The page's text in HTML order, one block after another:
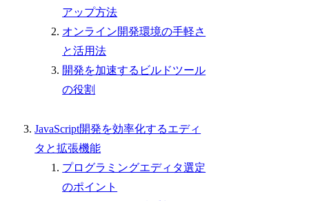
アップ方法
オンライン開発環境の手軽さ
と活用法
開発を加速するビルドツール
の役割
JavaScript開発を効率化するエディ
タと拡張機能
プログラミングエディタ選定
のポイント